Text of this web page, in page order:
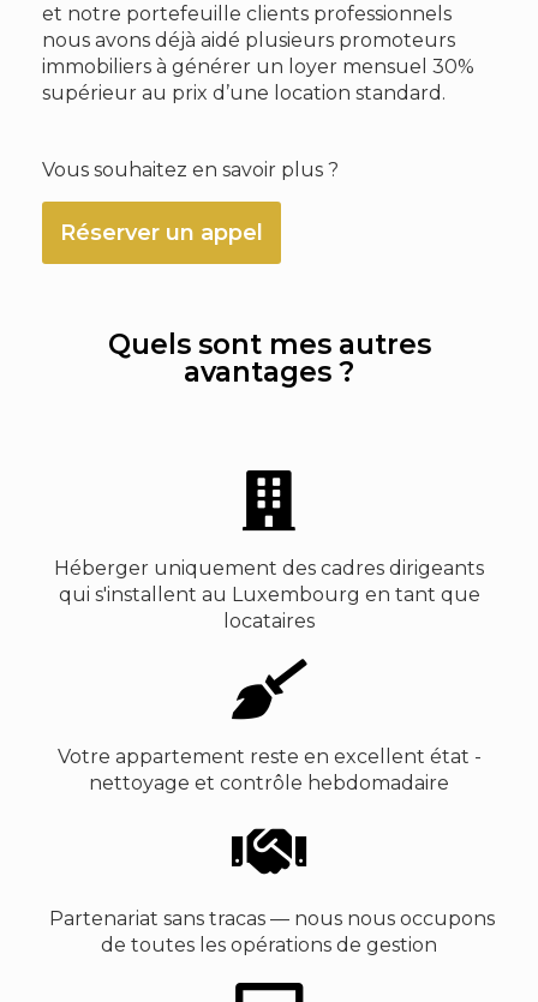
et notre portefeuille clients professionnels
nous avons déjà aidé plusieurs promoteurs
immobiliers à générer un loyer mensuel 30%
supérieur au prix d’une location standard.
Vous souhaitez en savoir plus ?
Réserver un appel
Quels sont mes autres
avantages ?
Héberger uniquement des cadres dirigeants
qui s'installent au Luxembourg en tant que
locataires
Votre appartement reste en excellent état -
nettoyage et contrôle hebdomadaire
Partenariat sans tracas — nous nous occupons
de toutes les opérations de gestion